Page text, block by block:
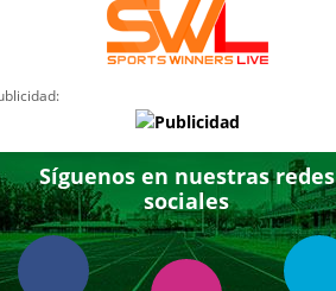
Síguenos en nuestras redes
sociales